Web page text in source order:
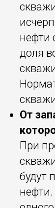
нефти
доля
От
При
будут